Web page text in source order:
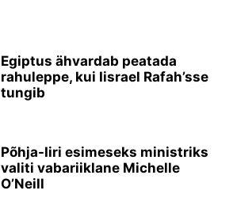
Egiptus ähvardab peatada
rahuleppe, kui Iisrael Rafah’sse
tungib
Põhja-Iiri esimeseks ministriks
valiti vabariiklane Michelle
O’Neill